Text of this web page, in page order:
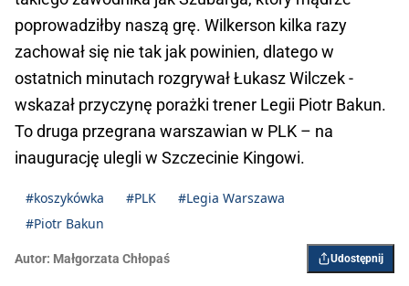
poprowadziłby naszą grę. Wilkerson kilka razy
zachował się nie tak jak powinien, dlatego w
ostatnich minutach rozgrywał Łukasz Wilczek -
wskazał przyczynę porażki trener Legii Piotr Bakun.
To druga przegrana warszawian w PLK – na
inaugurację ulegli w Szczecinie Kingowi.
#koszykówka #PLK
#Legia Warszawa
#Piotr Bakun
Autor: Małgorzata Chłopaś Udostępnij